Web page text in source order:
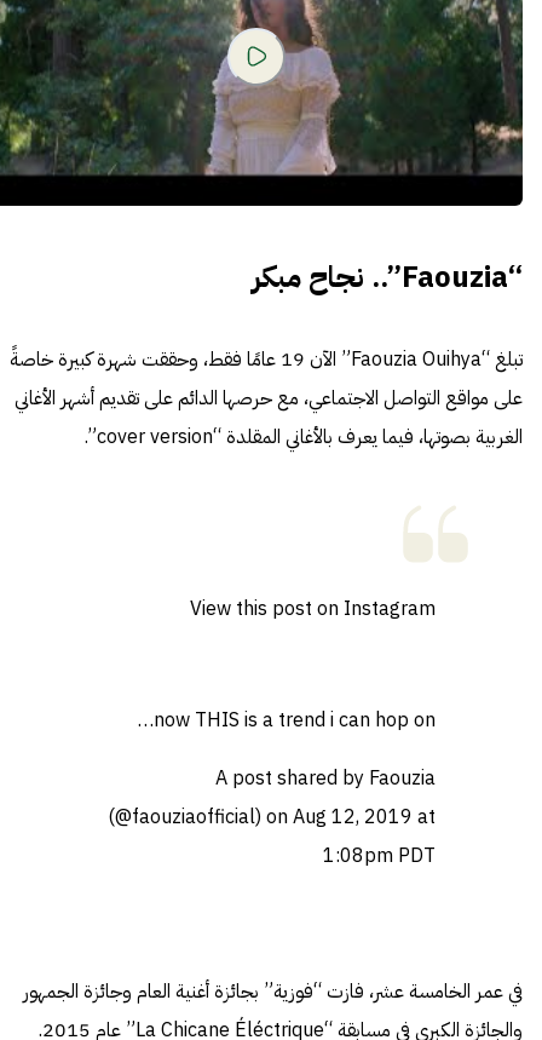
“Faouzia”.. نجاح مبكر
تبلغ “Faouzia Ouihya” الآن 19 عامًا فقط، وحققت شهرة كبيرة خاصةً
على مواقع التواصل الاجتماعي، مع حرصها الدائم على تقديم أشهر الأغاني
الغربية بصوتها، فيما يعرف بالأغاني المقلدة “cover version”.
View this post on Instagram
now THIS is a trend i can hop on…
A post shared by Faouzia
(@faouziaofficial) onAug 12, 2019 at
1:08pm PDT
في عمر الخامسة عشر، فازت “فوزية” بجائزة أغنية العام وجائزة الجمهور
والجائزة الكبرى في مسابقة “La Chicane Éléctrique” عام 2015.